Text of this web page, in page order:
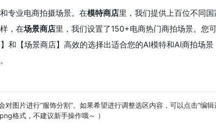
专业电商拍摄场景。在模特商店里，我们提供上百位不同
，在场景商店里，我们设置了150+电商热门商拍场景。您
和【场景商店】高效的选择出适合您的AI模特和AI商拍场
对图片进行“服饰分割”。如果希望进行调整选区内容，可以点击“编
格式，不建议新手操作哦～ ）